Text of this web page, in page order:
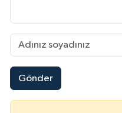
Gönder
Muş Müftülüğü
Nevşehir Müftülüğü